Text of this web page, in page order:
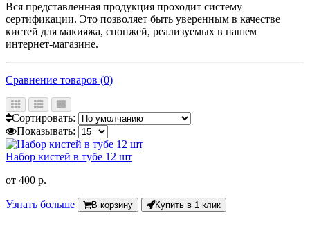
Вся представленная продукция проходит систему
сертификации. Это позволяет быть уверенным в качестве
кистей для макияжа, спонжей, реализуемых в нашем
интернет-магазине.
Сравнение товаров (0)
Сортировать:
Показывать:
Набор кистей в тубе 12 шт
от 400 р.
Узнать больше В корзину Купить в 1 клик